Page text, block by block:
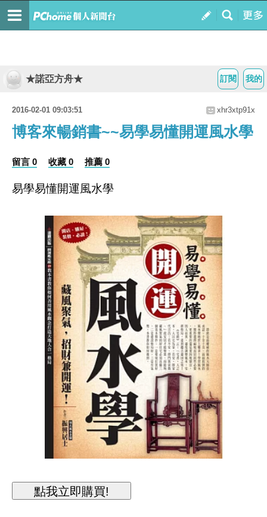
我的
訂閱
★諾亞方舟★
2016-02-01 09:03:51 xhr3xtp91x
博客來暢銷書~~易學易懂開運風水學
留言 0 收藏 0 推薦 0
易學易懂開運風水學